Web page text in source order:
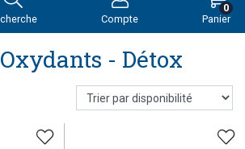
Compte Panier
0
- Détox